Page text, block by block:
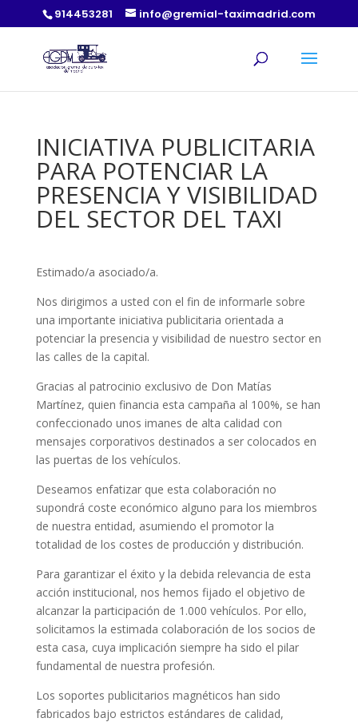
914453281 info@gremial-taximadrid.com
INICIATIVA PUBLICITARIA
PARA POTENCIAR LA
PRESENCIA Y VISIBILIDAD
DEL SECTOR DEL TAXI
Estimado/a asociado/a.
Nos dirigimos a usted con el fin de informarle sobre
una importante iniciativa publicitaria orientada a
potenciar la presencia y visibilidad de nuestro sector en
las calles de la capital.
Gracias al patrocinio exclusivo de Don Matías
Martínez, quien financia esta campaña al 100%, se han
confeccionado unos imanes de alta calidad con
mensajes corporativos destinados a ser colocados en
las puertas de los vehículos.
Deseamos enfatizar que esta colaboración no
supondrá coste económico alguno para los miembros
de nuestra entidad, asumiendo el promotor la
totalidad de los costes de producción y distribución.
Para garantizar el éxito y la debida relevancia de esta
acción institucional, nos hemos fijado el objetivo de
alcanzar la participación de 1.000 vehículos. Por ello,
solicitamos la estimada colaboración de los socios de
esta casa, cuya implicación siempre ha sido el pilar
fundamental de nuestra profesión.
Los soportes publicitarios magnéticos han sido
fabricados bajo estrictos estándares de calidad,